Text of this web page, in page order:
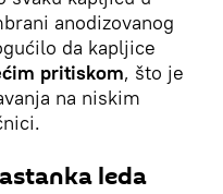
anodizovanog
da kapljice
pritiskom, što je
na niskim
leda